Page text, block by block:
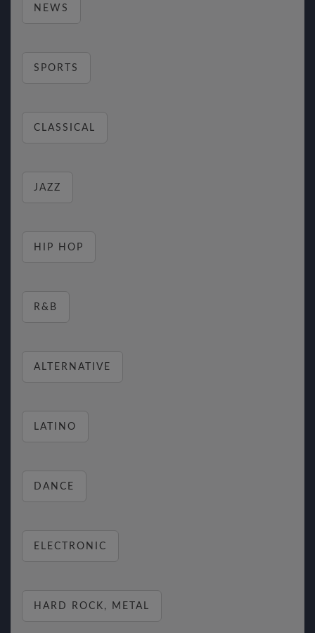
NEWS
SPORTS
CLASSICAL
JAZZ
HIP HOP
R&B
ALTERNATIVE
LATINO
DANCE
ELECTRONIC
HARD ROCK, METAL